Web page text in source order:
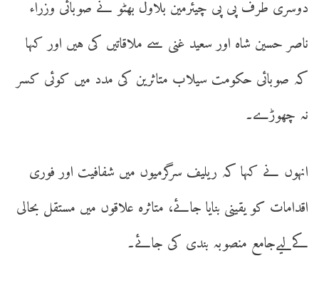
دوسری طرف پی پی چیئرمین بلاول بھٹو نے صوبائی وزراء
ناصر حسین شاہ اور سعید غنی سے ملاقاتیں کی ہیں اور کہا
کہ صوبائی حکومت سیلاب متاثرین کی مدد میں کوئی کسر
نہ چھوڑے۔
انہوں نے کہا کہ ریلیف سرگرمیوں میں شفافیت اور فوری
اقدامات کو یقینی بنایا جائے، متاثرہ علاقوں میں مستقل بحالی
کےلیےجامع منصوبہ بندی کی جائے۔